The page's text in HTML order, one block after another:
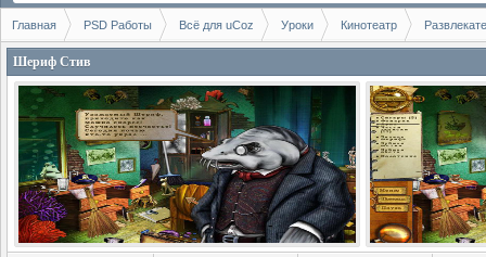
Главная PSD Работы Всё для uCoz Уроки Кинотеатр
Шериф Стив